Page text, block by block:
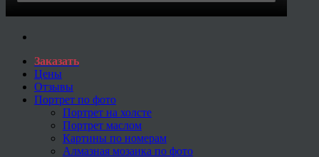
Заказать
Цены
Отзывы
Портрет по фото
Портрет на холсте
Портрет маслом
Картины по номерам
Алмазная мозаика по фото